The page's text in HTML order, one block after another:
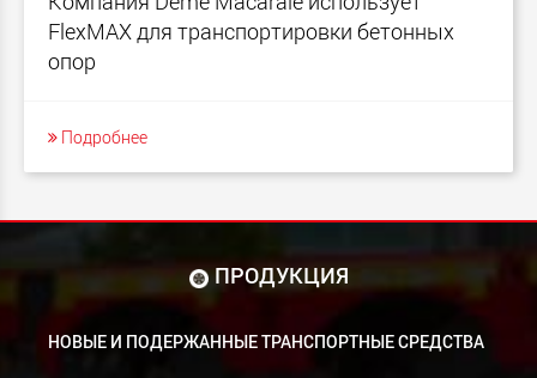
FlexMAX для транспортировки бетонных
опор
Подробнее
ПРОДУКЦИЯ
НОВЫЕ И ПОДЕРЖАННЫЕ ТРАНСПОРТНЫЕ СРЕДСТВА